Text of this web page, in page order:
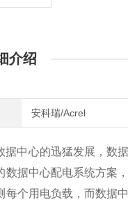
介绍
安科瑞/Acrel
据中心的迅猛发展，数
数据中心配电系统方案
每个用电负载，而数据